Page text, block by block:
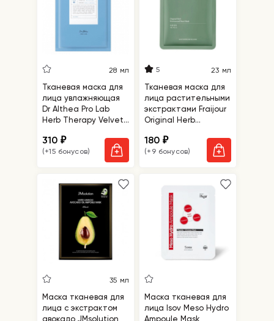
28 мл
Тканевая маска для
лица увлажняющая
Dr Althea Pro Lab
Herb Therapy Velvet
310₽
(+15 бонусов)
5 23 мл
Тканевая маска для
лица растительными
экстрактами Fraijour
Original Herb
Mask
180₽
(+9 бонусов)
35 мл
Маска тканевая для
лица с экстрактом
авокадо JMsolution
Маска тканевая для
лица Isov Meso Hydro
Ampoule Mask